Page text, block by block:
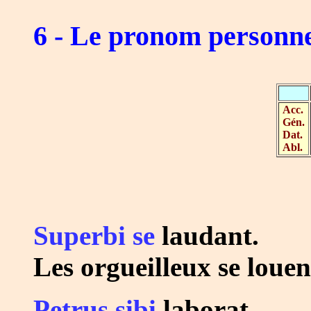
6 - Le pronom
Acc.
Gén.
Dat.
Abl.
Superbi se laudant.
Les orgueilleux se